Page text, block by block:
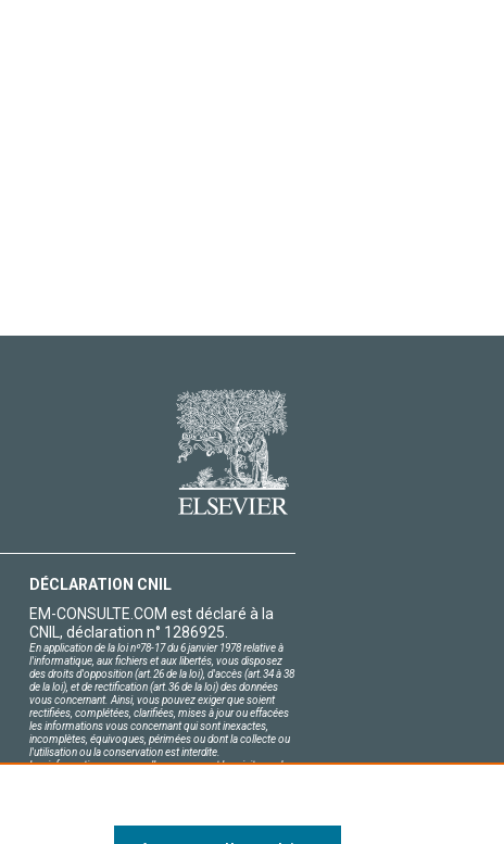
DÉCLARATION CNIL
EM-CONSULTE.COM est déclaré à la
CNIL, déclaration n° 1286925.
En application de la loi nº78-17 du 6 janvier 1978 relative à
l'informatique, aux fichiers et aux libertés, vous disposez
des droits d'opposition (art.26 de la loi), d'accès (art.34 à 38
de la loi), et de rectification (art.36 de la loi) des données
vous concernant. Ainsi, vous pouvez exiger que soient
rectifiées, complétées, clarifiées, mises à jour ou effacées
les informations vous concernant qui sont inexactes,
incomplètes, équivoques, périmées ou dont la collecte ou
l'utilisation ou la conservation est interdite.
Les informations personnelles concernant les visiteurs de